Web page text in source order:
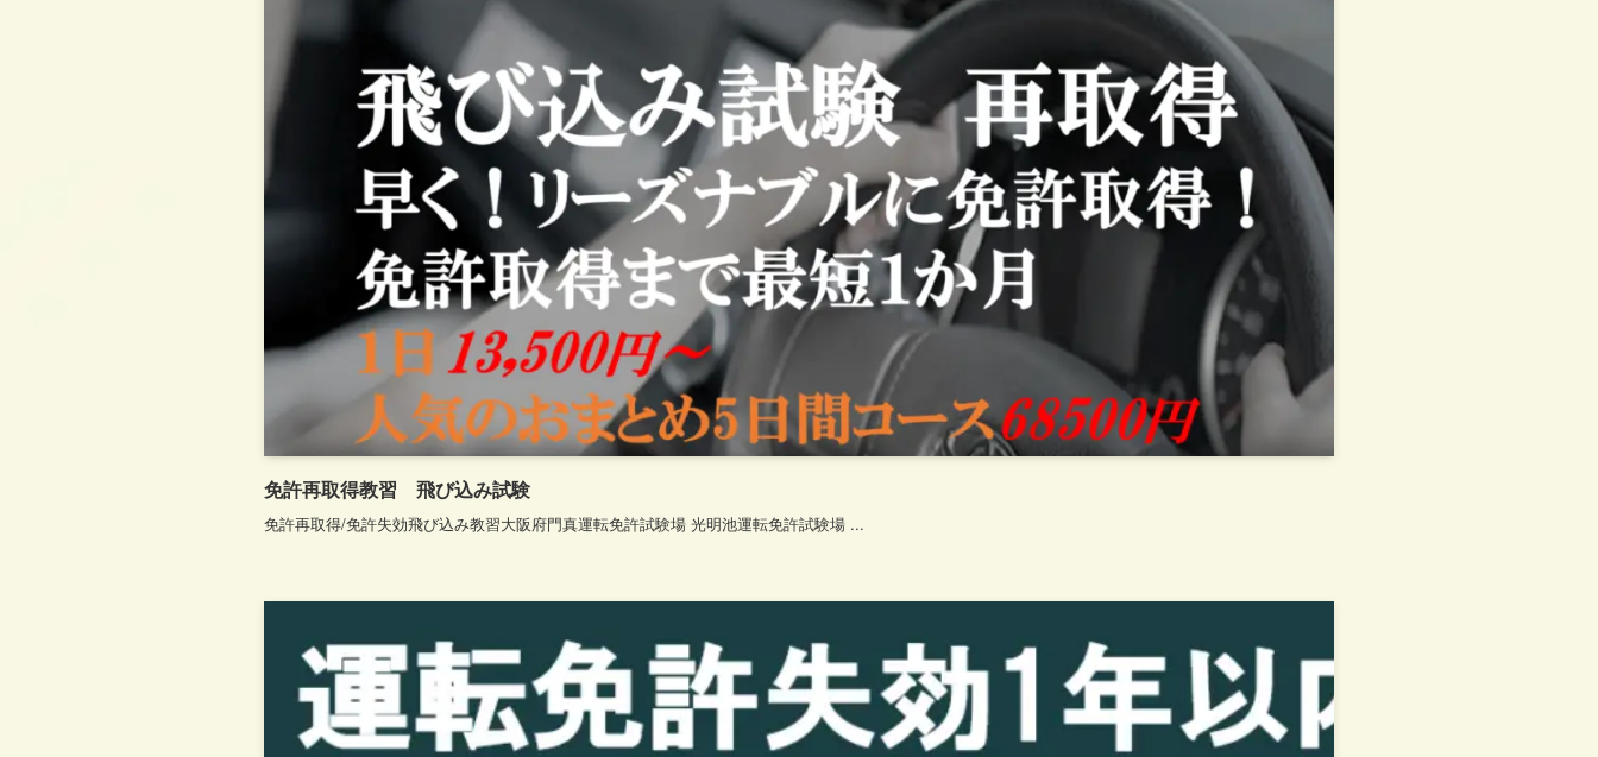
免許再取得教習 飛び込み試験
免許再取得/免許失効飛び込み教習大阪府門真運転免許試験場 光明池運転免許試験場 ...